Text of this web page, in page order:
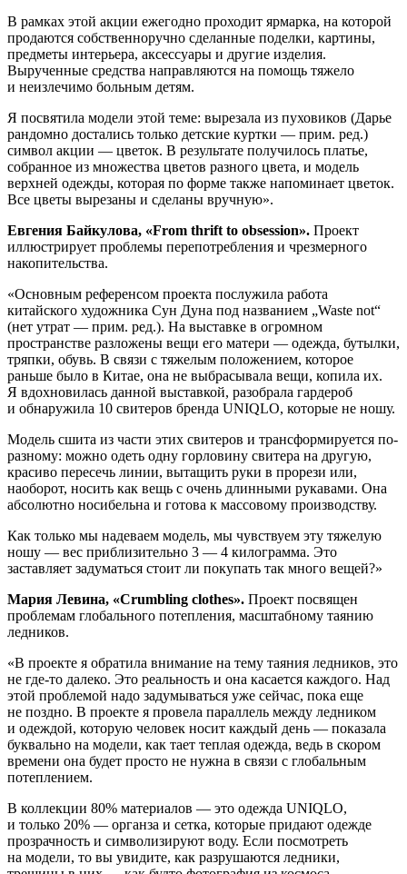
В рамках этой акции ежегодно проходит ярмарка, на которой
продаются собственноручно сделанные поделки, картины,
предметы интерьера, аксессуары и другие изделия.
Вырученные средства направляются на помощь тяжело
и неизлечимо больным детям.
Я посвятила модели этой теме: вырезала из пуховиков (Дарье
рандомно достались только детские куртки — прим. ред.)
символ акции — цветок. В результате получилось платье,
собранное из множества цветов разного цвета, и модель
верхней одежды, которая по форме также напоминает цветок.
Все цветы вырезаны и сделаны вручную».
Евгения Байкулова, «From thrift to obsession». Проект
иллюстрирует проблемы перепотребления и чрезмерного
накопительства.
«Основным референсом проекта послужила работа
китайского художника Сун Дуна под названием „Waste not“
(нет утрат — прим. ред.). На выставке в огромном
пространстве разложены вещи его матери — одежда, бутылки,
тряпки, обувь. В связи с тяжелым положением, которое
раньше было в Китае, она не выбрасывала вещи, копила их.
Я вдохновилась данной выставкой, разобрала гардероб
и обнаружила 10 свитеров бренда UNIQLO, которые не ношу.
Модель сшита из части этих свитеров и трансформируется по-
разному: можно одеть одну горловину свитера на другую,
красиво пересечь линии, вытащить руки в прорези или,
наоборот, носить как вещь с очень длинными рукавами. Она
абсолютно носибельна и готова к массовому производству.
Как только мы надеваем модель, мы чувствуем эту тяжелую
ношу — вес приблизительно 3 — 4 килограмма. Это
заставляет задуматься стоит ли покупать так много вещей?»
Мария Левина, «Crumbling clothes». Проект посвящен
проблемам глобального потепления, масштабному таянию
ледников.
«В проекте я обратила внимание на тему таяния ледников, это
не где-то далеко. Это реальность и она касается каждого. Над
этой проблемой надо задумываться уже сейчас, пока еще
не поздно. В проекте я провела параллель между ледником
и одеждой, которую человек носит каждый день — показала
буквально на модели, как тает теплая одежда, ведь в скором
времени она будет просто не нужна в связи с глобальным
потеплением.
В коллекции 80% материалов — это одежда UNIQLO,
и только 20% — органза и сетка, которые придают одежде
прозрачность и символизируют воду. Если посмотреть
на модели, то вы увидите, как разрушаются ледники,